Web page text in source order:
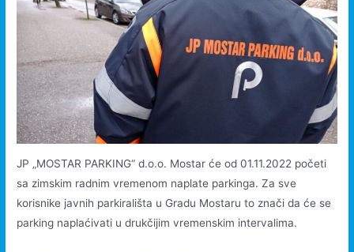
JP „MOSTAR PARKING“ d.o.o. Mostar će od 01.11.2022 početi
sa zimskim radnim vremenom naplate parkinga. Za sve
korisnike javnih parkirališta u Gradu Mostaru to znači da će se
parking naplaćivati u drukčijim vremenskim intervalima.